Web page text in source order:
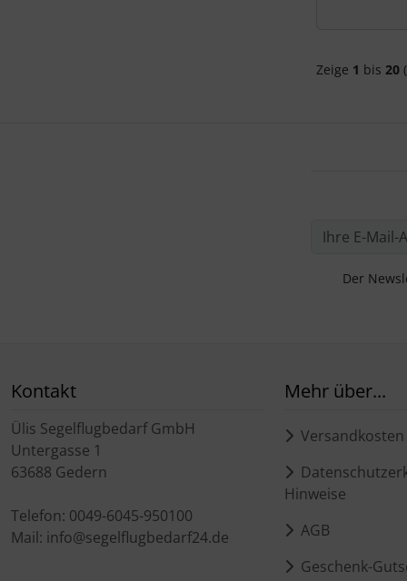
Zeige 1 bis 20
Der
Kontakt
Ülis Segelflugbedarf GmbH
Untergasse 1
63688 Gedern
Telefon: 0049-6045-950100
Mail: info@segelflugbedarf24.de
Mehr über...
Versandkosten
Hinweise
AGB
Geschenk-